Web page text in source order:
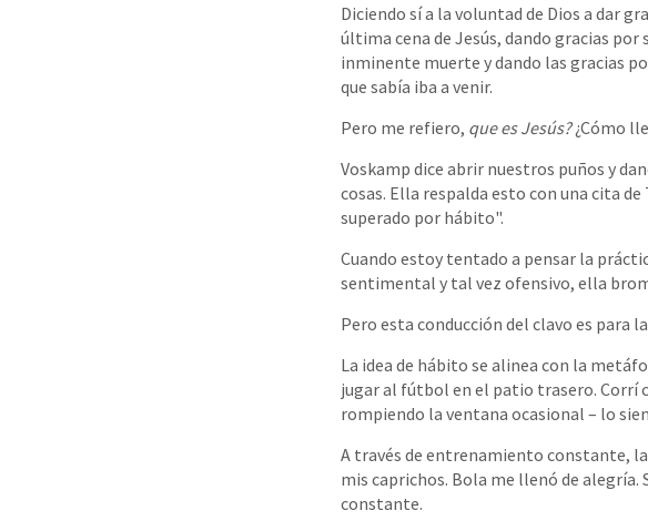
Diciendo sí a la voluntad de Dios a dar
última cena de Jesús, dando gracias por
inminente muerte y dando las gracias
que sabía iba a venir.
Pero me refiero, que es Jesús?¿Cómo
Voskamp dice abrir nuestros puños y
cosas. Ella respalda esto con una cita
superado por hábito".
Cuando estoy tentado a pensar la
sentimental y tal vez ofensivo, ella
Pero esta conducción del clavo es para
La idea de hábito se alinea con la
jugar al fútbol en el patio trasero. Corrí
rompiendo la ventana ocasional – lo
A través de entrenamiento constante,
mis caprichos. Bola me llenó de
constante.